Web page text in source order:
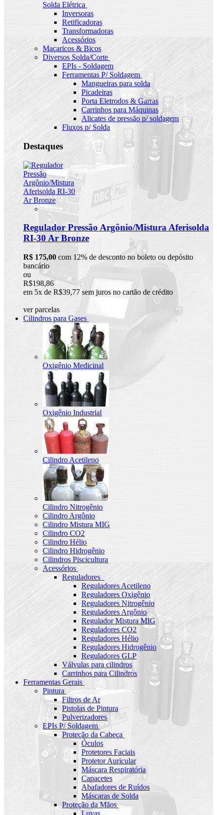
Solda Elétrica
Inversoras
Retificadoras
Transformadoras
Acessórios
Maçaricos & Bicos
Diversos Solda/Corte
EPIs - Soldagem
Ferramentas P/ Soldagem
Mangueiras para solda
Picadeiras
Porta Eletrodos & Garras
Carrinhos para Máquinas
Alicates de pressão p/ soldagem
Fluxos p/ Solda
Destaques
Regulador Pressão Argônio/Mistura Aferisolda
RI-30 Ar Bronze
R$ 175,00 com 12% de desconto no boleto ou depósito
bancário
ou
R$198,86
em 5x de R$39,77 sem juros no cartão de crédito
ver parcelas
Cilindros para Gases
Oxigênio Medicinal
Oxigênio Industrial
Cilindro Acetileno
Cilindro Nitrogênio
Cilindro Argônio
Cilindro Mistura MIG
Cilindro CO2
Cilindro Hélio
Cilindro Hidrogênio
Cilindros Piscicultura
Acessórios
Reguladores
Reguladores Acetileno
Reguladores Oxigênio
Reguladores Nitrogênio
Reguladores Argônio
Regulador Mistura MIG
Reguladores CO2
Reguladores Hélio
Reguladores Hidrogênio
Reguladores GLP
Válvulas para cilindros
Carrinhos para Cilindros
Ferramentas Gerais
Pintura
Filtros de Ar
Pistolas de Pintura
Pulverizadores
EPIs P/ Soldagem
Proteção da Cabeça
Óculos
Protetores Faciais
Protetor Auricular
Máscara Respiratória
Capacetes
Abafadores de Ruídos
Máscaras de Solda
Proteção da Mãos